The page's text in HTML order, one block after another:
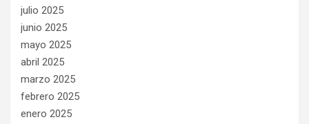
julio 2025
junio 2025
mayo 2025
abril 2025
marzo 2025
febrero 2025
enero 2025